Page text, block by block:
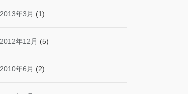
2013年3月 (1)
2012年12月 (5)
2010年6月 (2)